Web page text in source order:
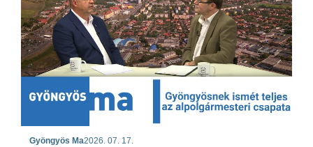
Gyöngyös Ma2026. 07. 17.